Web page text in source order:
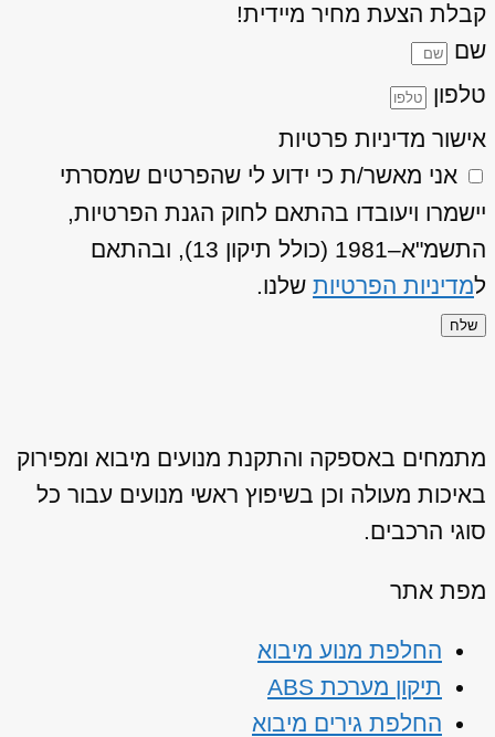
קבלת הצעת מחיר מיידית!
שם
טלפון
אישור מדיניות פרטיות
אני מאשר/ת כי ידוע לי שהפרטים שמסרתי
יישמרו ויעובדו בהתאם לחוק הגנת הפרטיות,
התשמ"א–1981 (כולל תיקון 13), ובהתאם
למדיניות הפרטיות שלנו.
שלח
מתמחים באספקה והתקנת מנועים מיבוא ומפירוק
באיכות מעולה וכן בשיפוץ ראשי מנועים עבור כל
סוגי הרכבים.
מפת אתר
החלפת מנוע מיבוא
תיקון מערכת ABS
החלפת גירים מיבוא